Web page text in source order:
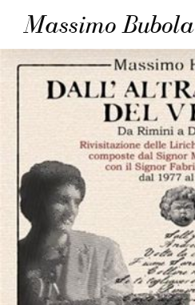
Massimo Bubola